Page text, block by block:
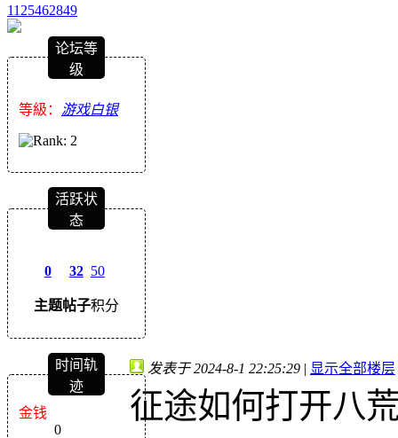
1125462849
论坛等
级
等級： 游戏白银
活跃状
态
0
主题
32
帖子
50
积分
时间轨
迹
金钱
0
发表于 2024-8-1 22:25:29 | 显示全部楼层
征途如何打开八